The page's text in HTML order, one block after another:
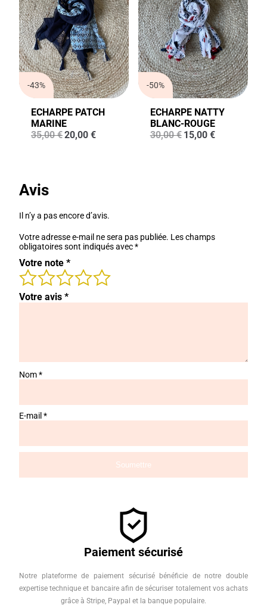
-43%
ECHARPE PATCH
MARINE
35,00€Le
20,00 €Le
-50%
ECHARPE NATTY
BLANC-ROUGE
30,00€ Le
15,00 €Le
Avis
Il n’y a pas encore d’avis.
Votre adresse e-mail ne sera pas publiée. Les champs
obligatoires sont indiqués avec*
Votre note *
Votre avis *
Nom*
E-mail *
Paiement sécurisé
Notre plateforme de paiement sécurisé bénéficie de notre double
expertise technique et bancaire afin de sécuriser totalement vos achats
grâce à Stripe, Paypal et la banque populaire.